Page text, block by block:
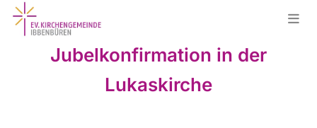
Jubelkonfirmation in der
Lukaskirche